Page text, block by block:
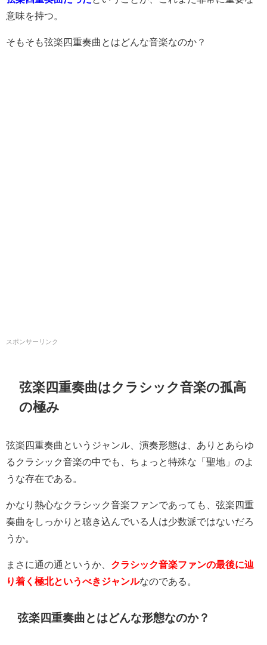
意味を持つ。
そもそも弦楽四重奏曲とはどんな音楽なのか？
スポンサーリンク
弦楽四重奏曲はクラシック音楽の孤高
の極み
弦楽四重奏曲というジャンル、演奏形態は、ありとあらゆ
るクラシック音楽の中でも、ちょっと特殊な「聖地」のよ
うな存在である。
かなり熱心なクラシック音楽ファンであっても、弦楽四重
奏曲をしっかりと聴き込んでいる人は少数派ではないだろ
うか。
まさに通の通というか、 クラシック音楽ファンの最後に辿
り着く極北というべきジャンルなのである。
弦楽四重奏曲とはどんな形態なのか？